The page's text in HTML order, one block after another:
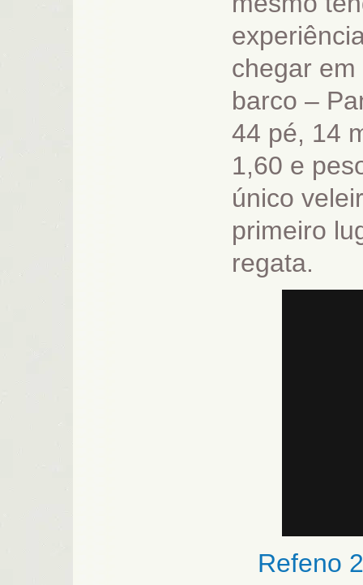
chegar
barco –
44 pé, 14
1,60 e
único
primeiro
regata.
Refeno